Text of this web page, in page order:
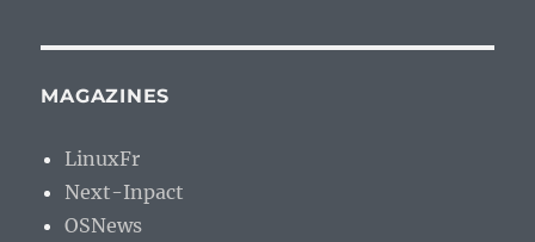
MAGAZINES
LinuxFr
Next-Inpact
OSNews